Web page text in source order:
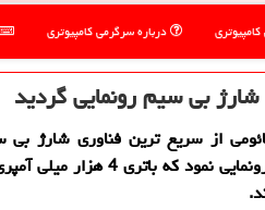
درباره سرگرمی كامپیوتری
بی سیم رونمایی گردید
از سریع ترین فناوری شارژ بی
جهان با سرعت 80 وات رونمایی نمود كه باتری 4